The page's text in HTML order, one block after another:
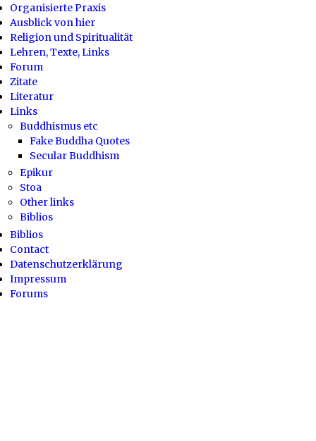
Organisierte Praxis
Ausblick von hier
Religion und Spiritualität
Lehren, Texte, Links
Forum
Zitate
Literatur
Links
Buddhismus etc
Fake Buddha Quotes
Secular Buddhism
Epikur
Stoa
Other links
Biblios
Biblios
Contact
Datenschutzerklärung
Impressum
Forums